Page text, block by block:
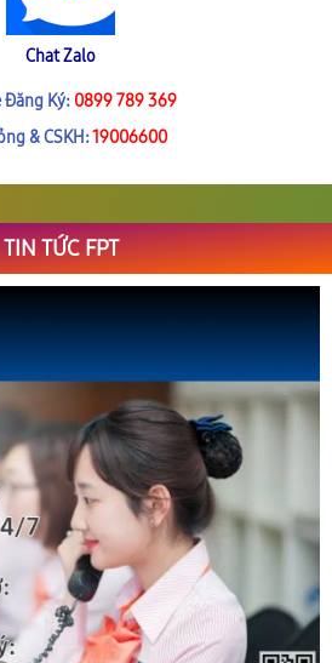
Chat Zalo
Đăng Ký: 0899 789 369
& CSKH:19006600
TIN TỨC FPT